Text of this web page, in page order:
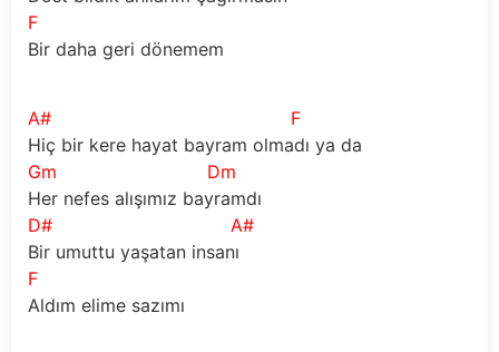
F
Bir daha geri dönemem
A#
F
Hiç bir kere hayat bayram olmadı ya da
Gm
Dm
Her nefes alışımız bayramdı
D#
A#
Bir umuttu yaşatan insanı
F
Aldım elime sazımı